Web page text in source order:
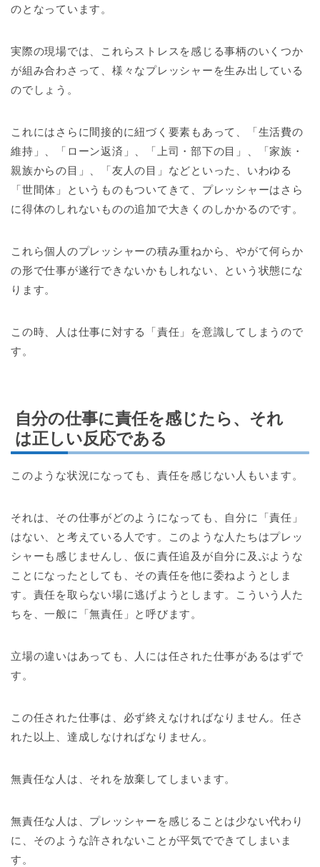
のとなっています。
実際の現場では、これらストレスを感じる事柄のいくつか
が組み合わさって、様々なプレッシャーを生み出している
のでしょう。
これにはさらに間接的に紐づく要素もあって、「生活費の
維持」、「ローン返済」、「上司・部下の目」、「家族・
親族からの目」、「友人の目」などといった、いわゆる
「世間体」というものもついてきて、プレッシャーはさら
に得体のしれないものの追加で大きくのしかかるのです。
これら個人のプレッシャーの積み重ねから、やがて何らか
の形で仕事が遂行できないかもしれない、という状態にな
ります。
この時、人は仕事に対する「責任」を意識してしまうので
す。
自分の仕事に責任を感じたら、それ
は正しい反応である
このような状況になっても、責任を感じない人もいます。
それは、その仕事がどのようになっても、自分に「責任」
はない、と考えている人です。このような人たちはプレッ
シャーも感じませんし、仮に責任追及が自分に及ぶような
ことになったとしても、その責任を他に委ねようとしま
す。責任を取らない場に逃げようとします。こういう人た
ちを、一般に「無責任」と呼びます。
立場の違いはあっても、人には任された仕事があるはずで
す。
この任された仕事は、必ず終えなければなりません。任さ
れた以上、達成しなければなりません。
無責任な人は、それを放棄してしまいます。
無責任な人は、プレッシャーを感じることは少ない代わり
に、そのような許されないことが平気でできてしまいま
す。